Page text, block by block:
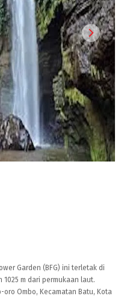
Garden (BFG) ini terletak di
m dari permukaan laut.
Ombo, Kecamatan Batu, Kota